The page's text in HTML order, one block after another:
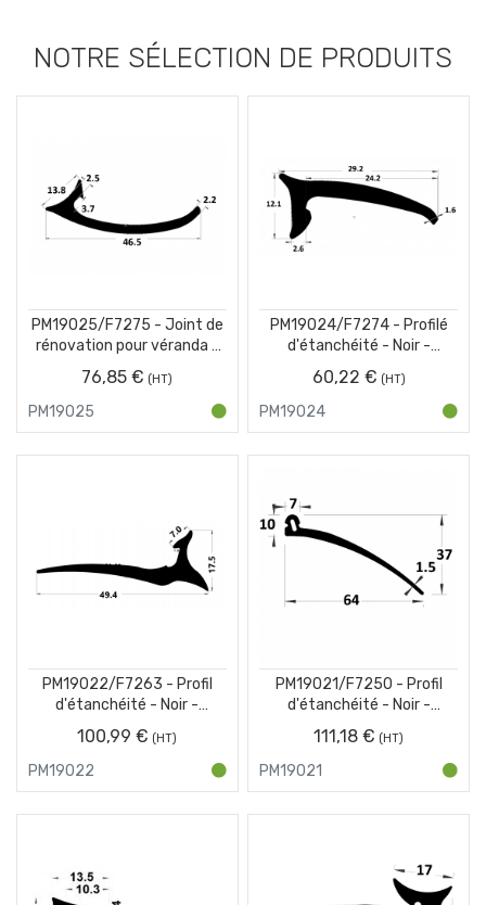
NOTRE SÉLECTION DE PRODUITS
PM19025/F7275 - Joint de
rénovation pour véranda -
Noir -Couronne 25 m
76,85 €
PM19025
PM19024/F7274 - Profilé
d'étanchéité - Noir -
Couronne 25 m
60,22 €
PM19024
PM19022/F7263 - Profil
d'étanchéité - Noir -
Couronne 25 m
100,99 €
PM19022
PM19021/F7250 - Profil
d'étanchéité - Noir -
Couronne 25 m
111,18 €
PM19021